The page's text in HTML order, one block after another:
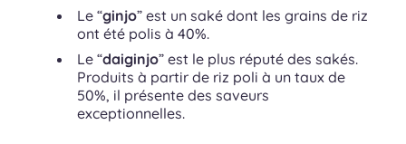
Le “ginjo” est un saké dont les grains de riz
ont été polis à 40%.
Le “daiginjo” est le plus réputé des sakés.
Produits à partir de riz poli à un taux de
50%, il présente des saveurs
exceptionnelles.